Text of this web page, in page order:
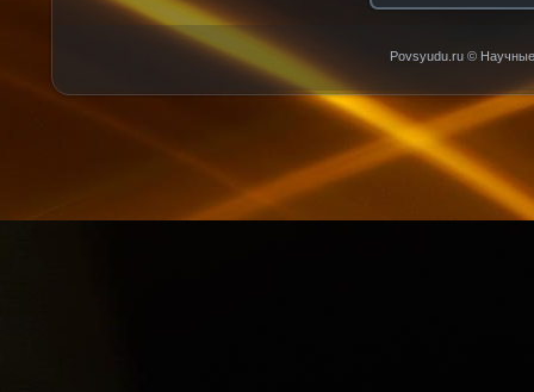
Povsyudu.ru © Научные